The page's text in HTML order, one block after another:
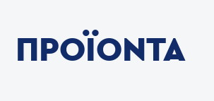
ΠΡΟΪΌΝΤΑ